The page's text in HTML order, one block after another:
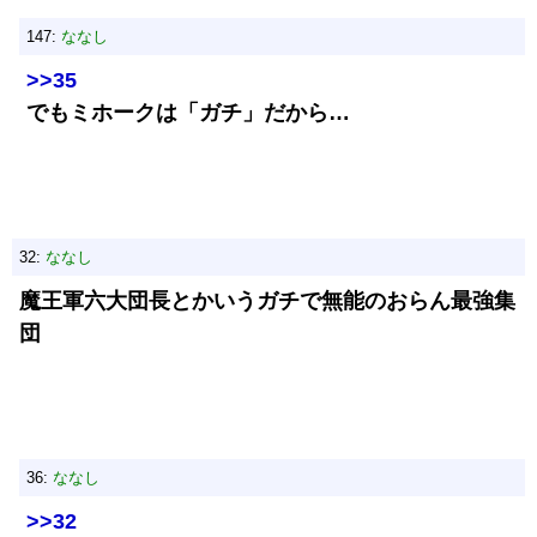
147: ななし
>>35
でもミホークは「ガチ」だから…
32: ななし
魔王軍六大団長とかいうガチで無能のおらん最強集
団
36: ななし
>>32